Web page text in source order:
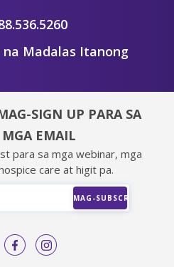
na Madalas Itanong
SIGN UP PARA SA
EMAIL
para sa mga webinar, mga
care at higit pa.